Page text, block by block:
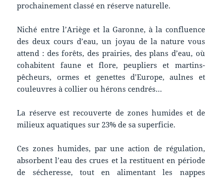
prochainement classé en réserve naturelle.
Niché entre l’Ariège et la Garonne, à la confluence
des deux cours d’eau, un joyau de la nature vous
attend : des forêts, des prairies, des plans d’eau, où
cohabitent faune et flore, peupliers et martins-
pêcheurs, ormes et genettes d’Europe, aulnes et
couleuvres à collier ou hérons cendrés…
La réserve est recouverte de zones humides et de
milieux aquatiques sur 23% de sa superficie.
Ces zones humides, par une action de régulation,
absorbent l’eau des crues et la restituent en période
de sécheresse, tout en alimentant les nappes